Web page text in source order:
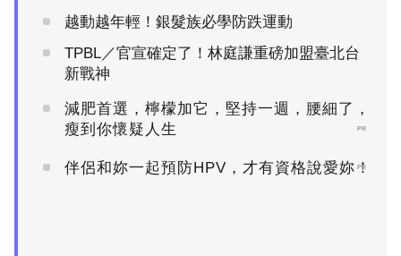
越動越年輕！銀髮族必學防跌運動
TPBL／官宣確定了！林庭謙重磅加盟臺北台
新戰神
減肥首選，檸檬加它，堅持一週，腰細了，
瘦到你懷疑人生
PR
伴侶和妳一起預防HPV，才有資格說愛妳！
PR